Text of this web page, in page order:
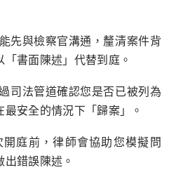
先與檢察官溝通，釐清案件背
書面陳述」代替到庭。
司法管道確認您是否已被列為
安全的情況下「歸案」。
開庭前，律師會協助您模擬問
錯誤陳述。